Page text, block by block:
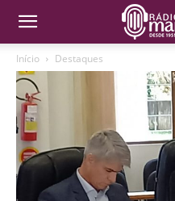
Início Destaques